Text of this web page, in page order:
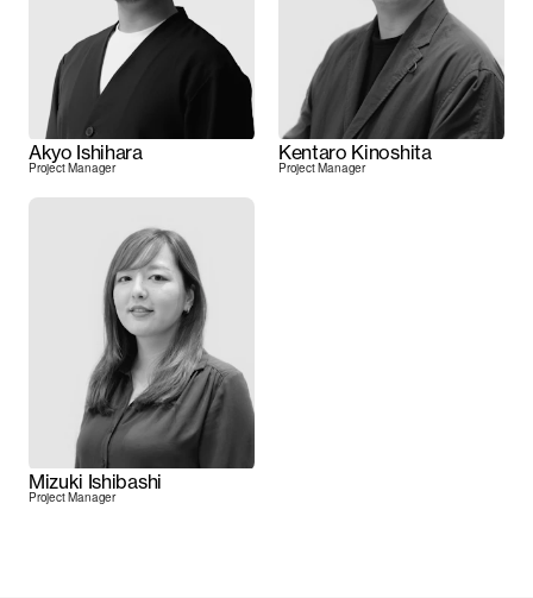
Akyo Ishihara
Project Manager
Kentaro Kinoshita
Project Manager
Mizuki Ishibashi
Project Manager